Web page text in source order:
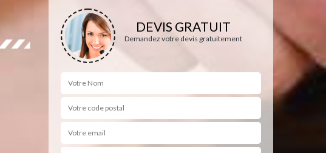
DEVIS GRATUIT
Demandez votre devis gratuitement